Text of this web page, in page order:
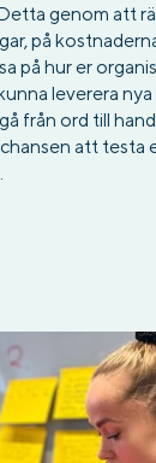
genom att
på
på hur er
leverera
från ord till
att testa